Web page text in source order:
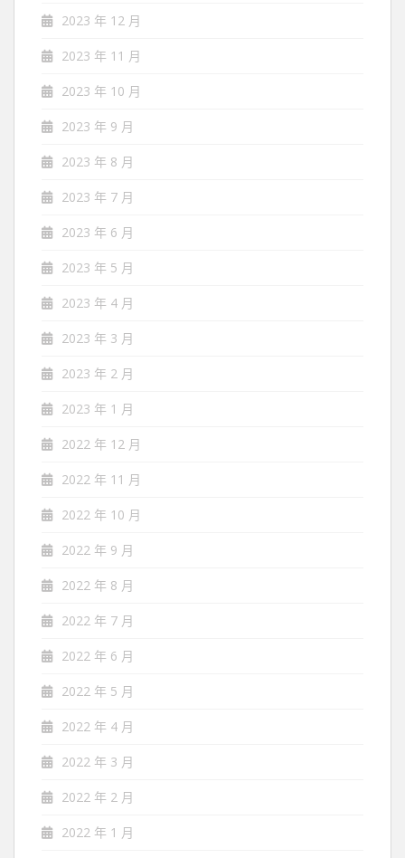
2023 年 12 月
2023 年 11 月
2023 年 10 月
2023 年 9 月
2023 年 8 月
2023 年 7 月
2023 年 6 月
2023 年 5 月
2023 年 4 月
2023 年 3 月
2023 年 2 月
2023 年 1 月
2022 年 12 月
2022 年 11 月
2022 年 10 月
2022 年 9 月
2022 年 8 月
2022 年 7 月
2022 年 6 月
2022 年 5 月
2022 年 4 月
2022 年 3 月
2022 年 2 月
2022 年 1 月